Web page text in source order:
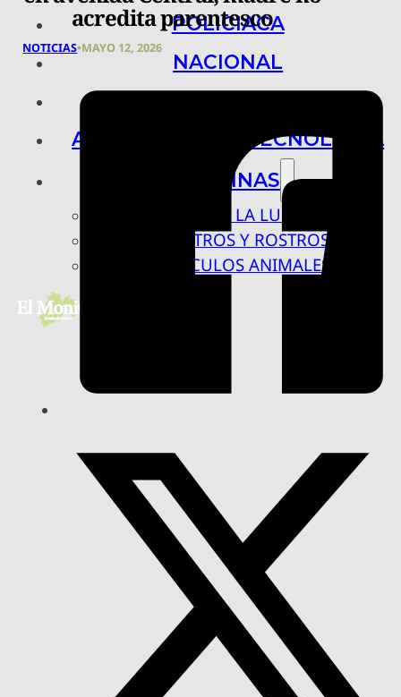
POLICIACA
NACIONAL
ARTE, CIENCIA Y TECNOLOGÍA
COLUMNAS
BAJO LA LUPA
RASTROS Y ROSTROS
VÍNCULOS ANIMALES
acredita parentesco
NOTICIAS•MAYO 12, 2026